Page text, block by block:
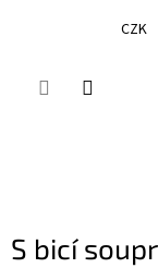
CZK
S bicí